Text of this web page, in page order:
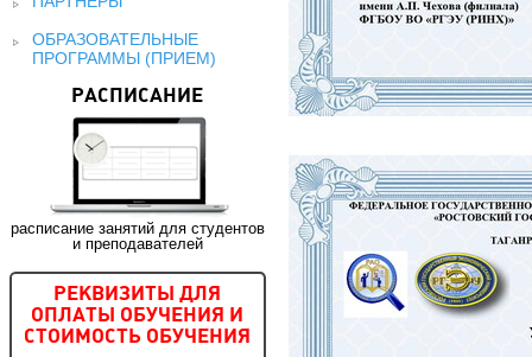
ОБРАЗОВАТЕЛЬНЫЕ
ПРОГРАММЫ (ПРИЕМ)
РАСПИСАНИЕ
расписание занятий для студентов
и преподавателей
РЕКВИЗИТЫ ДЛЯ
ОПЛАТЫ ОБУЧЕНИЯ И
СТОИМОСТЬ ОБУЧЕНИЯ